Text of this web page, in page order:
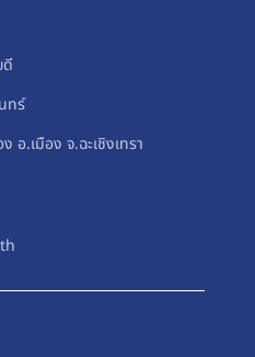
ทร์
.เมือง จ.ฉะเชิงเทรา